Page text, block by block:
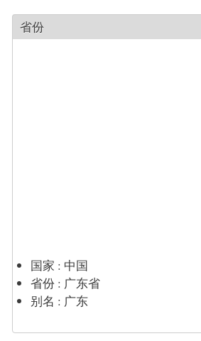
省份
国家 : 中国
省份 : 广东省
别名 : 广东